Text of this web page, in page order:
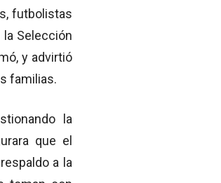
futbolistas
Selección
y advirtió
familias.
la
que el
a la